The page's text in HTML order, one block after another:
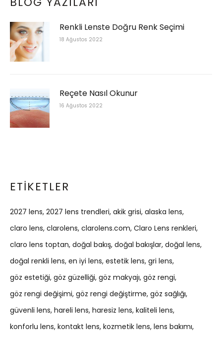
Renkli Lenste Doğru Renk Seçimi
18 Ağustos 2022
Reçete Nasıl Okunur
16 Ağustos 2022
ETIKETLER
2027 lens 2027 lens trendleri akik grisi alaska lens
claro lens clarolens clarolens.com Claro Lens renkleri
claro lens toptan doğal bakış doğal bakışlar doğal lens
doğal renkli lens en iyi lens estetik lens gri lens
göz estetiği göz güzelliği göz makyajı göz rengi
göz rengi değişimi göz rengi değiştirme göz sağlığı
güvenli lens hareli lens haresiz lens kaliteli lens
konforlu lens kontakt lens kozmetik lens lens bakımı